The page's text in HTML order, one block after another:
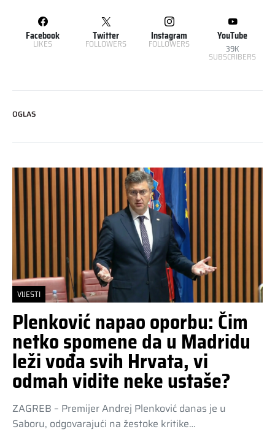
Facebook
LIKES
Twitter
FOLLOWERS
Instagram
FOLLOWERS
YouTube
39K
SUBSCRIBERS
OGLAS
VIJESTI
Plenković napao oporbu: Čim
netko spomene da u Madridu
leži vođa svih Hrvata, vi
odmah vidite neke ustaše?
ZAGREB – Premijer Andrej Plenković danas je u
Saboru, odgovarajući na žestoke kritike…